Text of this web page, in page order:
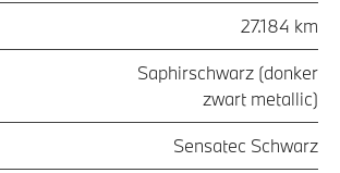
27.184 km
Saphirschwarz (donker
zwart metallic)
Sensatec Schwarz